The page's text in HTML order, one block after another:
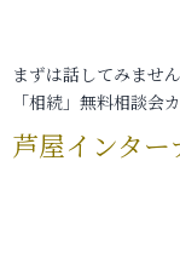
まずは話してみませ
「相続」無料相談会
芦屋インタ